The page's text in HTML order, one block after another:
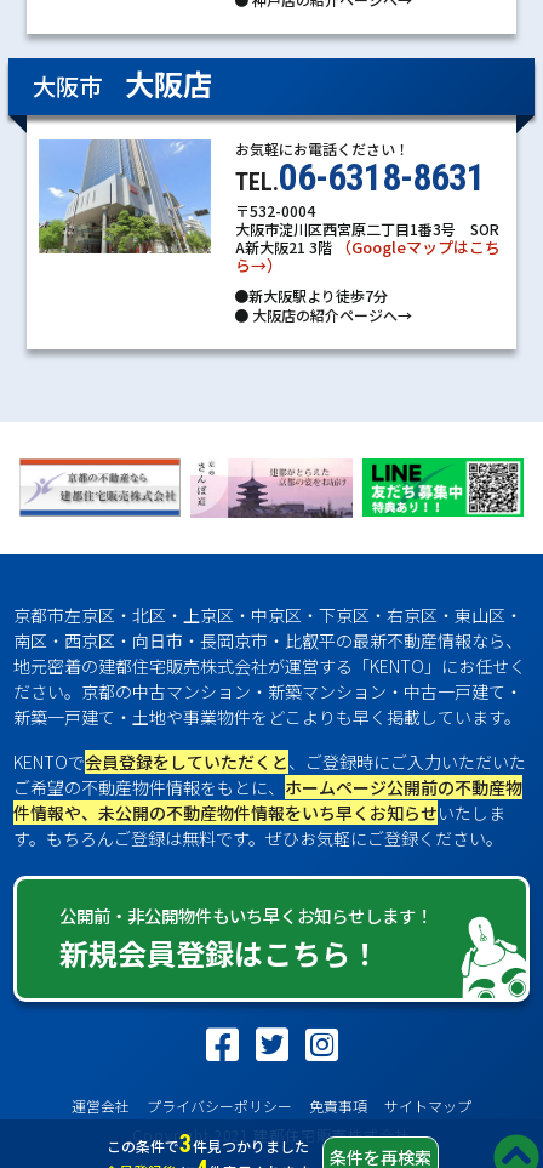
この条件で3件見つかりました
大阪市 大阪店
お気軽にお電話ください！
TEL.06-6318-8631
〒532-0004
大阪市淀川区西宮原二丁目1番3号 SOR
A新大阪21 3階
（Googleマップはこち
ら→）
●新大阪駅より徒歩7分
●大阪店の紹介ページへ→
京都市左京区・北区・上京区・中京区・下京区・右京区・東山区・
南区・西京区・向日市・長岡京市・比叡平の最新不動産情報なら、
地元密着の建都住宅販売株式会社が運営する「KENTO」にお任せく
ださい。京都の中古マンション・新築マンション・中古一戸建て・
新築一戸建て・土地や事業物件をどこよりも早く掲載しています。
KENTOで会員登録をしていただくと、ご登録時にご入力いただいた
ご希望の不動産物件情報をもとに、 ホームページ公開前の不動産物
件情報や、未公開の不動産物件情報をいち早くお知らせいたしま
す。もちろんご登録は無料です。ぜひお気軽にご登録ください。
公開前・非公開物件もいち早くお知らせします！
新規会員登録はこちら！
運営会社 プライバシーポリシー 免責事項
サイトマップ
Copyright 2021 建都住宅販売株式会社